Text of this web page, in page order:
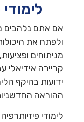
אם אתם נלהבים
ולפתח את
מניתוחים
קריירה אידיאלי
ידועות בהיקף
ההוראה